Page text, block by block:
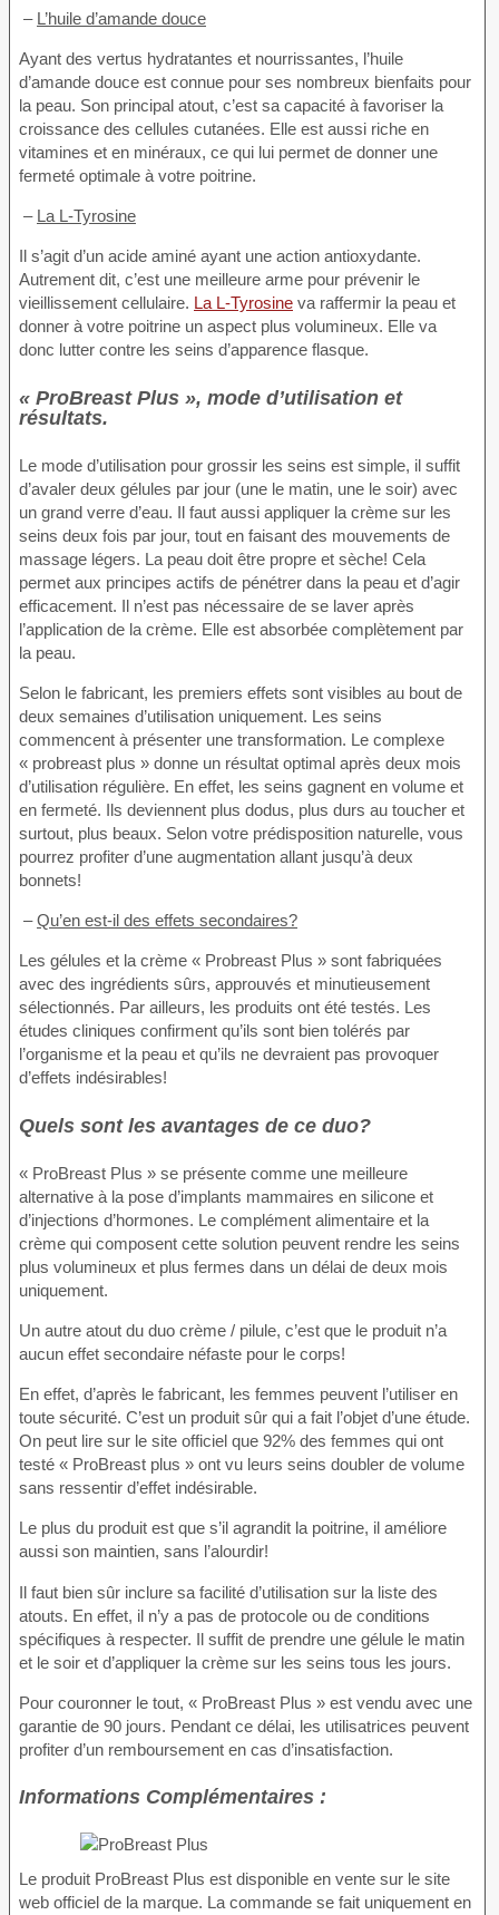
– L’huile d’amande douce
Ayant des vertus hydratantes et nourrissantes, l’huile
d’amande douce est connue pour ses nombreux bienfaits pour
la peau. Son principal atout, c’est sa capacité à favoriser la
croissance des cellules cutanées. Elle est aussi riche en
vitamines et en minéraux, ce qui lui permet de donner une
fermeté optimale à votre poitrine.
– La L-Tyrosine
Il s’agit d’un acide aminé ayant une action antioxydante.
Autrement dit, c’est une meilleure arme pour prévenir le
vieillissement cellulaire. La L-Tyrosine va raffermir la peau et
donner à votre poitrine un aspect plus volumineux. Elle va
donc lutter contre les seins d’apparence flasque.
« ProBreast Plus », mode d’utilisation et
résultats.
Le mode d’utilisation pour grossir les seins est simple, il suffit
d’avaler deux gélules par jour (une le matin, une le soir) avec
un grand verre d’eau. Il faut aussi appliquer la crème sur les
seins deux fois par jour, tout en faisant des mouvements de
massage légers. La peau doit être propre et sèche! Cela
permet aux principes actifs de pénétrer dans la peau et d’agir
efficacement. Il n’est pas nécessaire de se laver après
l’application de la crème. Elle est absorbée complètement par
la peau.
Selon le fabricant, les premiers effets sont visibles au bout de
deux semaines d’utilisation uniquement. Les seins
commencent à présenter une transformation. Le complexe
« probreast plus » donne un résultat optimal après deux mois
d’utilisation régulière. En effet, les seins gagnent en volume et
en fermeté. Ils deviennent plus dodus, plus durs au toucher et
surtout, plus beaux. Selon votre prédisposition naturelle, vous
pourrez profiter d’une augmentation allant jusqu’à deux
bonnets!
–Qu’en est-il des effets secondaires?
Les gélules et la crème « Probreast Plus » sont fabriquées
avec des ingrédients sûrs, approuvés et minutieusement
sélectionnés. Par ailleurs, les produits ont été testés. Les
études cliniques confirment qu’ils sont bien tolérés par
l’organisme et la peau et qu’ils ne devraient pas provoquer
d’effets indésirables!
Quels sont les avantages de ce duo?
« ProBreast Plus » se présente comme une meilleure
alternative à la pose d’implants mammaires en silicone et
d’injections d’hormones. Le complément alimentaire et la
crème qui composent cette solution peuvent rendre les seins
plus volumineux et plus fermes dans un délai de deux mois
uniquement.
Un autre atout du duo crème / pilule, c’est que le produit n’a
aucun effet secondaire néfaste pour le corps!
En effet, d’après le fabricant, les femmes peuvent l’utiliser en
toute sécurité. C’est un produit sûr qui a fait l’objet d’une étude.
On peut lire sur le site officiel que 92% des femmes qui ont
testé « ProBreast plus » ont vu leurs seins doubler de volume
sans ressentir d’effet indésirable.
Le plus du produit est que s’il agrandit la poitrine, il améliore
aussi son maintien, sans l’alourdir!
Il faut bien sûr inclure sa facilité d’utilisation sur la liste des
atouts. En effet, il n’y a pas de protocole ou de conditions
spécifiques à respecter. Il suffit de prendre une gélule le matin
et le soir et d’appliquer la crème sur les seins tous les jours.
Pour couronner le tout, « ProBreast Plus » est vendu avec une
garantie de 90 jours. Pendant ce délai, les utilisatrices peuvent
profiter d’un remboursement en cas d’insatisfaction.
Informations Complémentaires :
Le produit ProBreast Plus est disponible en vente sur le site
web officiel de la marque. La commande se fait uniquement en